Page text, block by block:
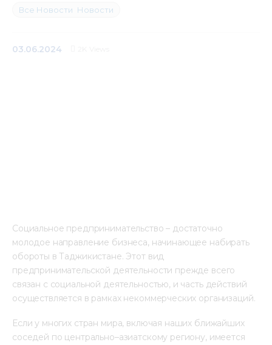
Контакты
Все Новости Новости
03.06.2024
Социальное предпринимательство – достаточно
молодое направление бизнеса, начинающее набирать
обороты в Таджикистане. Этот вид
предпринимательской деятельности прежде всего
связан с социальной деятельностью, и часть действий
осуществляется в рамках некоммерческих организаций.
Если у многих стран мира, включая наших ближайших
соседей по центрально–азиатскому региону, имеется